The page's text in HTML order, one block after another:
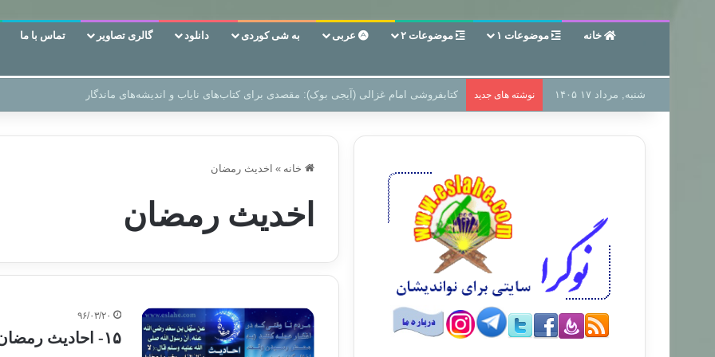
خانه موضوعات ۱ موضوعات ۲ عربی به شی کوردی دانلود گالری تصاویر تماس با ما
شنبه, مرداد ۱۷ ۱۴۰۵ نوشته های جدید سر دفتر فساد در زمین‌، دوری وکناره‌گیری از راه خداست‌!
خانه » اخدیث رمضان
اخدیث رمضان
۹۶/۰۳/۲۰
۱۵- احادیث رمضان،عجله کردن در افطار